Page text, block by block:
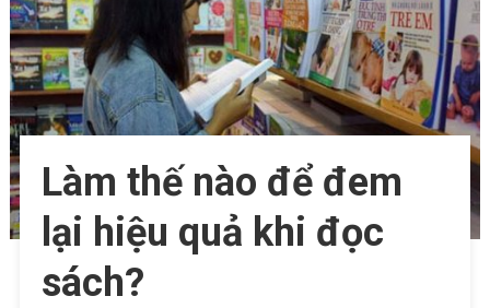
Làm thế nào để đem
lại hiệu quả khi đọc
sách?